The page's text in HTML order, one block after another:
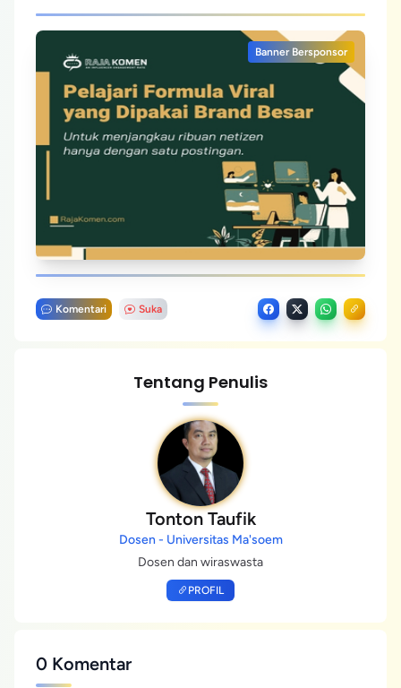
Banner Bersponsor
Komentari Suka
Tentang Penulis
Tonton Taufik
Dosen - Universitas Ma'soem
Dosen dan wiraswasta
PROFIL
0 Komentar